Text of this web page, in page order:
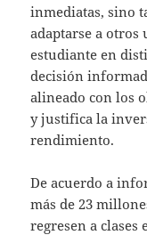
inmediatas, sino
adaptarse a otros
estudiante en
decisión
alineado con los
y justifica la
rendimiento.
De acuerdo a
más de 23
regresen a clases